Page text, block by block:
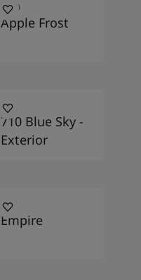
7270
Apple Frost
710
710 Blue Sky -
Exterior
520
Empire